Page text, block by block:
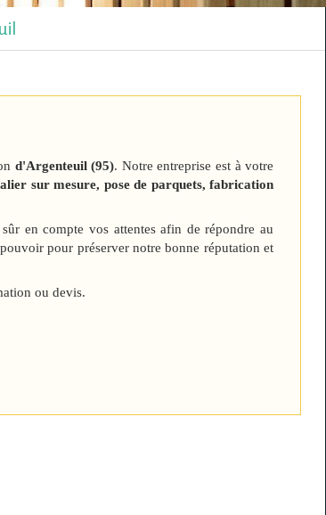
d'Argenteuil (95). Notre entreprise est à votre
sur mesure, pose de parquets, fabrication
en compte vos attentes afin de répondre au
pour préserver notre bonne réputation et
ou devis.